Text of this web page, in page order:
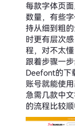
每款字体页
数量，有些
持从细到粗
时更有层次
程，对不太
跟着步骤一
Deefont的下
账号就能使
急需几款中
的流程比较